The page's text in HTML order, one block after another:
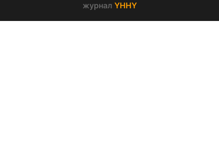
журнал YHHY